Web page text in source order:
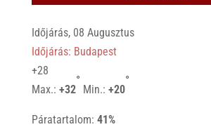
Időjárás, 08 Augusztus
Időjárás: Budapest
+28
Max.: +32
°
Min.: +20
°
Páratartalom: 41%